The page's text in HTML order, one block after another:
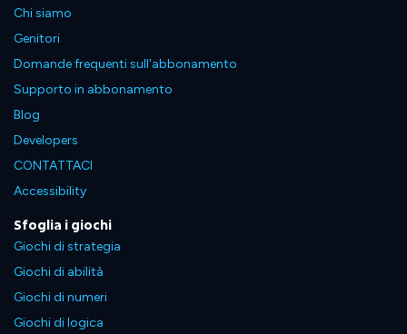
Chi siamo
Genitori
Domande frequenti sull'abbonamento
Supporto in abbonamento
Blog
Developers
CONTATTACI
Accessibility
Sfoglia i giochi
Giochi di strategia
Giochi di abilità
Giochi di numeri
Giochi di logica